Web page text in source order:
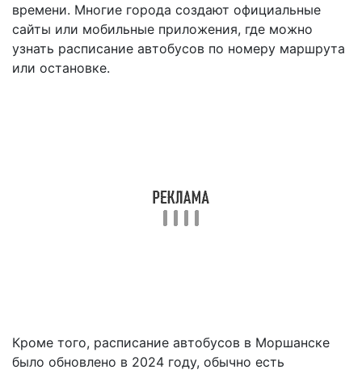
времени. Многие города создают официальные
сайты или мобильные приложения, где можно
узнать расписание автобусов по номеру маршрута
или остановке.
Кроме того, расписание автобусов в Моршанске
было обновлено в 2024 году, обычно есть